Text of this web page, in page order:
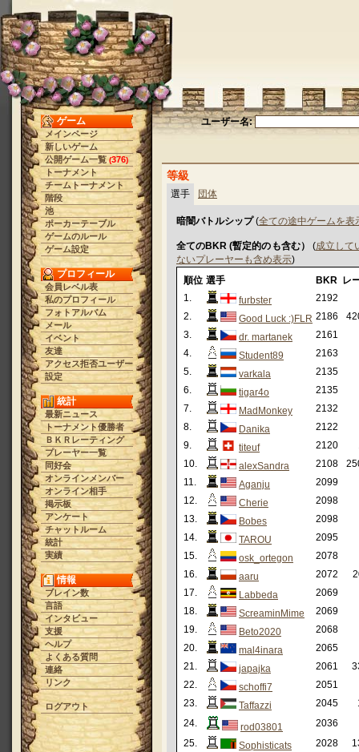
ゲーム
メインページ
新しいゲーム
公開ゲーム一覧 (376)
トーナメント
チームトーナメント
階段
池
ポーカーテーブル
ゲームのルール
ゲーム設定
プロフィール
会員レベル表
私のプロフィール
フォトアルバム
メール
イベント
友達
アクセス拒否ユーザー
設定
統計
最新ニュース
トーナメント優勝者
ＢＫＲレーティング
プレーヤー一覧
同好会
オンラインメンバー
オンライン相手
掲示板
アンケート
チャットルーム
統計
実績
情報
ブレイン数
言語
インタビュー
支援
ヘルプ
よくある質問
連絡
リンク
ログアウト
ユーザー名:
等級
選手 団体
暗闇バトルシップ(全ての途中ゲームを表
全てのBKR (暫定的のも含む） (成立して
ないプレーヤーも含め表示)
順位 選手 BKR レ
1.
furbster
2192
2.
Good Luck :)FLR 2186
3.
dr. martanek
2161
4.
Student89
2163
5.
varkala
2135
6.
tigar4o
2135
7.
MadMonkey
2132
8.
Danika
2122
9.
titeuf 2120
10.
alexSandra 2108
11.
Aganju
2099
12.
Cherie
2098
13.
Bobes
2098
14.
TAROU
2095
15.
osk_ortegon
2078
16.
aaru 2072
17.
Labbeda
2069
18.
ScreaminMime
2069
19.
Beto2020
2068
20.
mal4inara
2065
21.
japajka 2061
22.
schoffi7
2051
23.
Taffazzi 2045
24.
rod03801
2036
25.
Sophisticats 2028